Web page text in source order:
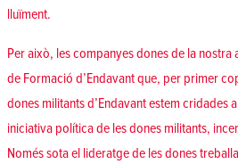
lluïment.
Per això, les companyes dones de la nostra
de Formació d’Endavant que, per primer
dones militants d’Endavant estem cridades
iniciativa política de les dones militants,
Només sota el lideratge de les dones